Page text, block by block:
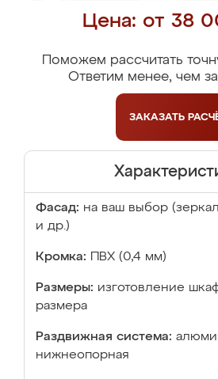
Цена: от 38
Поможем рассчитать
Ответим менее, чем
ЗАКАЗАТЬ
Фасад: на ваш выбор
и др.)
Кромка: ПВХ (0,4 мм)
Размеры: изготовление
размера
Раздвижная система:
нижнеопорная